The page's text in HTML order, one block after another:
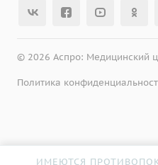
© 2026 Аспро: Медицинский
Политика
ИМЕЮТСЯ